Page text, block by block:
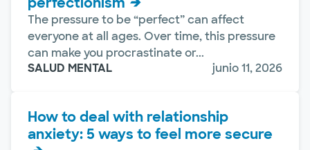
The pressure to be “perfect” can affect
everyone at all ages. Over time, this pressure
can make you procrastinate or...
SALUD MENTAL
junio 11, 2026
How to deal with relationship
anxiety: 5 ways to feel more secure